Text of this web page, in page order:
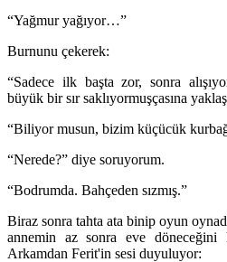
“Yağmur yağıyor…”
Burnunu çekerek:
“Sadece ilk başta zor, sonra
büyük bir sır saklıyormuşçasına
“Biliyor musun, bizim küçücük
“Nerede?” diye soruyorum.
“Bodrumda. Bahçeden sızmış.”
Biraz sonra tahta ata binip oyun
annemin az sonra eve döneceğini
Arkamdan Ferit'in sesi duyuluyor: